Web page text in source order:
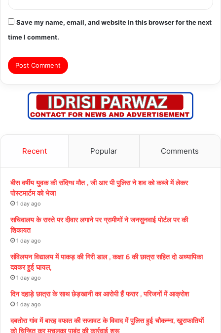
Save my name, email, and website in this browser for the next
time I comment.
Recent Popular Comments
बीस वर्षीय युवक की संदिग्ध मौत , जी आर पी पुलिस ने शव को कब्जे में लेकर
पोस्टमार्टम को भेजा
1 day ago
सचिवालय के रास्ते पर दीवार लगाने पर ग्रामीणों ने जनसुनवाई पोर्टल पर की
शिकायत
1 day ago
संविलयन विद्यालय में पाकड़ की गिरी डाल , कक्षा 6 की छात्रा सहित दो अध्यापिका
दवकर हुई घायल,
1 day ago
दिन दहाड़े छात्रा के साथ छेड़खानी का आरोपी हैं फरार , परिजनों में आक्रोश
1 day ago
दबतोरा गांव में बारह वफात की सजावट के विवाद में पुलिस हुई चौकन्ना, खुराफातियों
को चिन्हित कर मुचलका पाबंद की कार्रवाई शुरू